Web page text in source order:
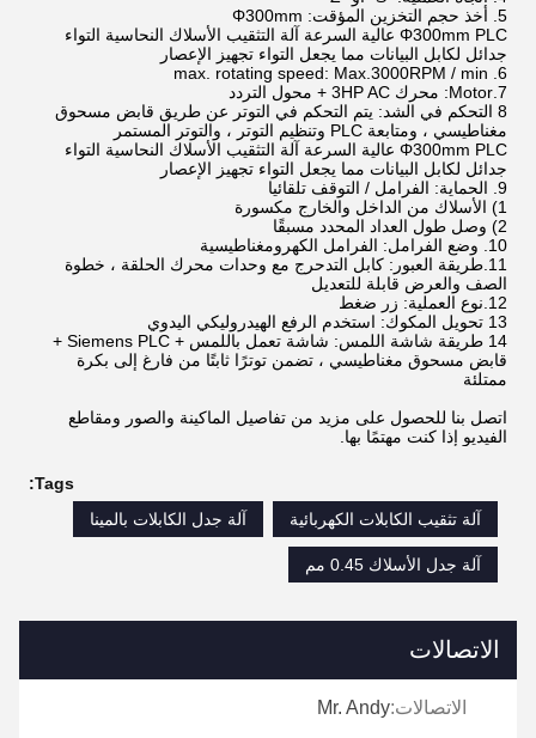
5. أخذ حجم التخزين المؤقت: Φ300mm
Φ300mm PLC عالية السرعة آلة التثقيب الأسلاك النحاسية التواء
جدائل لكابل البيانات مما يجعل التواء تجهيز الإعصار
6. max. rotating speed: Max.3000RPM / min
7.Motor: محرك 3HP AC + محول التردد
8 التحكم في الشد: يتم التحكم في التوتر عن طريق قابض مسحوق
مغناطيسي ، ومتابعة PLC وتنظيم التوتر ، والتوتر المستمر
Φ300mm PLC عالية السرعة آلة التثقيب الأسلاك النحاسية التواء
جدائل لكابل البيانات مما يجعل التواء تجهيز الإعصار
9. الحماية: الفرامل / التوقف تلقائيا
1) الأسلاك من الداخل والخارج مكسورة
2) وصل طول العداد المحدد مسبقًا
10. وضع الفرامل: الفرامل الكهرومغناطيسية
11.طريقة العبور: كابل التدحرج مع وحدات محرك الحلقة ، خطوة
الصف والعرض قابلة للتعديل
12.نوع العملية: زر ضغط
13 تحويل المكوك: استخدم الرفع الهيدروليكي اليدوي
14 طريقة شاشة اللمس: شاشة تعمل باللمس + Siemens PLC +
قابض مسحوق مغناطيسي ، تضمن توترًا ثابتًا من فارغ إلى بكرة
ممتلئة
اتصل بنا للحصول على مزيد من تفاصيل الماكينة والصور ومقاطع
الفيديو إذا كنت مهتمًا بها.
Tags:
آلة تثقيب الكابلات الكهربائية
آلة جدل الكابلات بالمينا
آلة جدل الأسلاك 0.45 مم
الاتصالات
الاتصالات:Mr. Andy